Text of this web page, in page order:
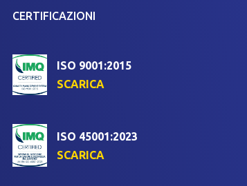
CERTIFICAZIONI
ISO 9001:2015
SCARICA
ISO 45001:2023
SCARICA